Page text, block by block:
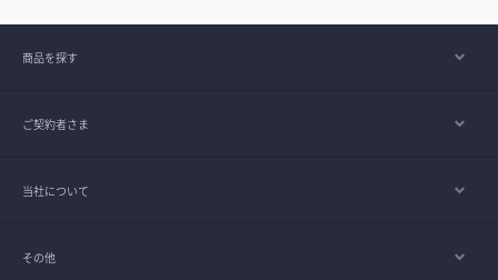
商品を探す
ご契約者さま
当社について
その他